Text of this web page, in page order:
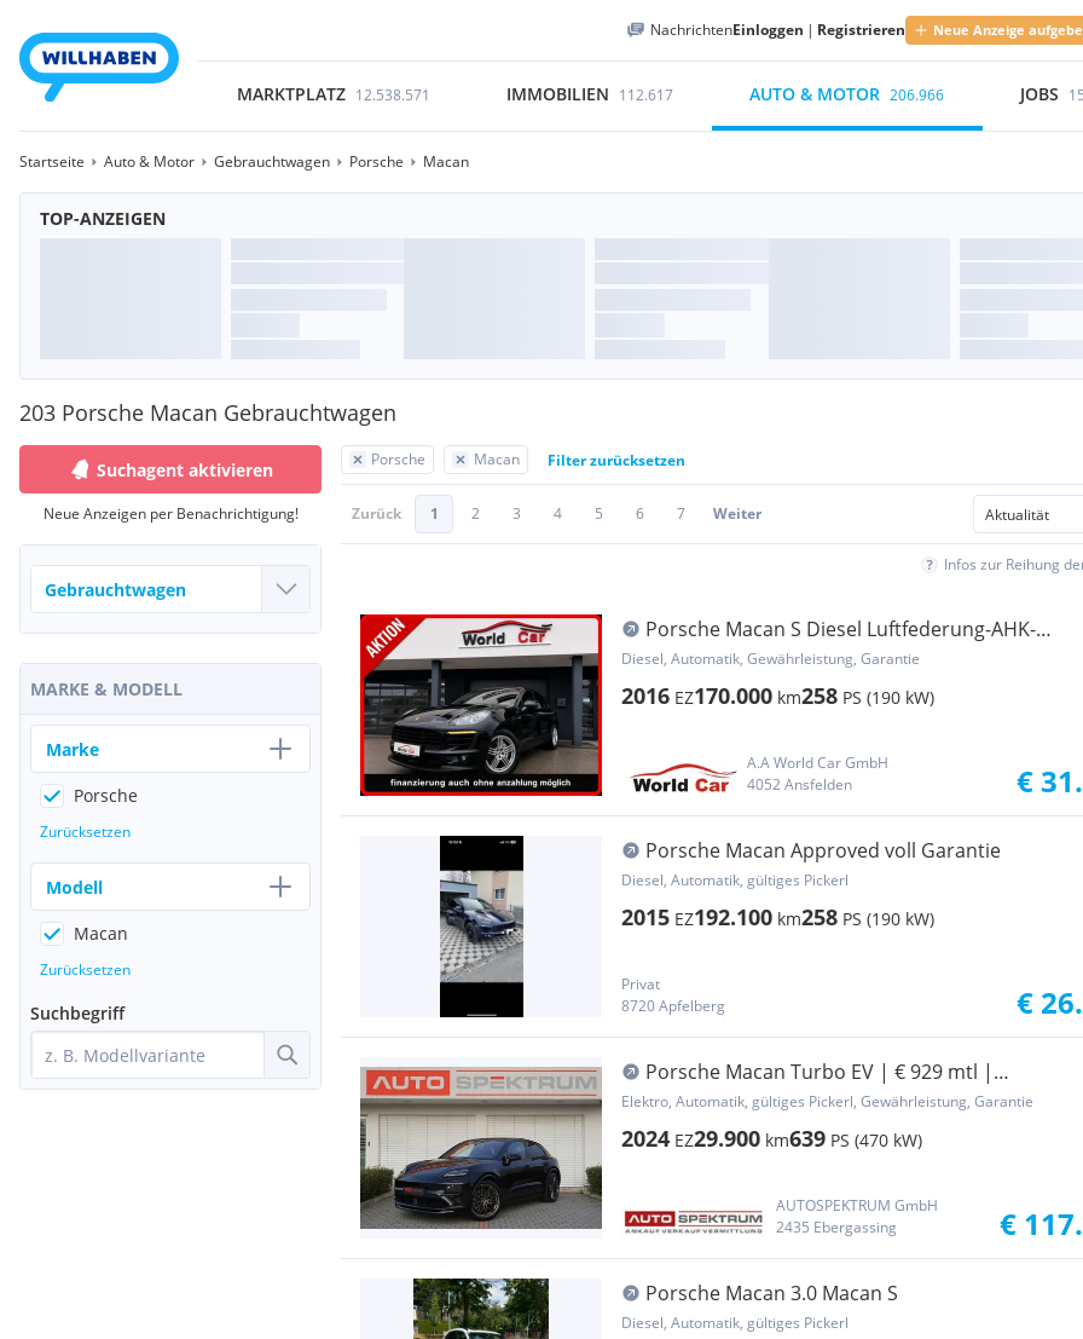
NachrichtenEinloggen | Registrieren Neue Anzeige
MARKTPLATZ 12.538.571 IMMOBILIEN 112.617 AUTO & MOTOR 206.966 JOBS
Startseite Auto & Motor Gebrauchtwagen Porsche Macan
TOP-ANZEIGEN
203 Porsche Macan Gebrauchtwagen
Porsche Macan Filter zurücksetzen
Zurück 1 2 3 4 5 6 7 Weiter
Infos zur Reihung
Porsche Macan S Diesel Luftfederung-AHK-
Garantie
Diesel, Automatik, Gewährleistung, Garantie
2016 EZ170.000 km258 PS (190 kW)
A.A World Car GmbH
4052 Ansfelden
€
Porsche Macan Approved voll Garantie
Diesel, Automatik, gültiges Pickerl
2015 EZ192.100 km258 PS (190 kW)
Privat
8720 Apfelberg
€
Porsche Macan Turbo EV | € 929 mtl |
Vollausstattung |
Elektro, Automatik, gültiges Pickerl, Gewährleistung, Garantie
2024 EZ29.900 km639 PS (470 kW)
AUTOSPEKTRUM GmbH
2435 Ebergassing
€
Porsche Macan 3.0 Macan S
Diesel, Automatik, gültiges Pickerl
Suchagent aktivieren
Neue Anzeigen per Benachrichtigung!
MARKE & MODELL
Marke
Porsche
Zurücksetzen
Modell
Macan
Zurücksetzen
Suchbegriff